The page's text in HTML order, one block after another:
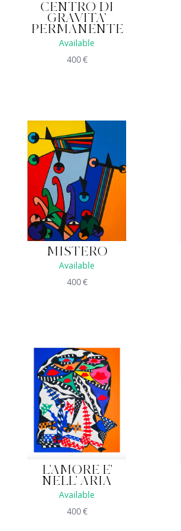
CENTRO DI
GRAVITA'
PERMANENTE
Available
400€
MISTERO
Available
400€
L'AMORE E'
NELL' ARIA
Available
400€